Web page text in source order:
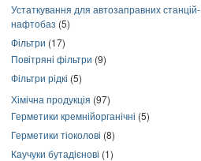
Устаткування для автозаправних станцій-
нафтобаз (5)
Фільтри (17)
Повітряні фільтри (9)
Фільтри рідкі (5)
Хімічна продукція (97)
Герметики кремнійорганічні (5)
Герметики тіоколові (8)
Каучуки бутадієнові (1)